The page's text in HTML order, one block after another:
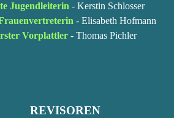
Jugendleiterin - Kerstin Schlosser
- Elisabeth Hofmann
Vorplattler - Thomas Pichler
REVISOREN